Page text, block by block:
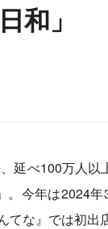
和」
延べ100万人
。今年は2024
な』では初出